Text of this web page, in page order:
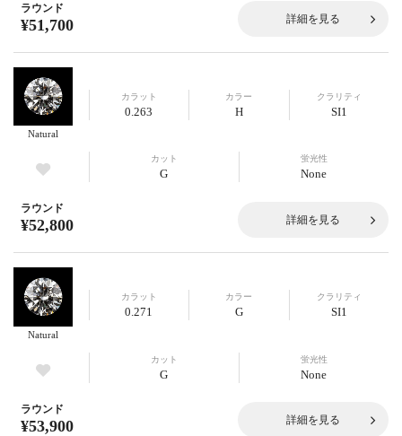
ラウンド
¥51,700 詳細を見る
Natural
カラット
0.263
カラー
H
クラリティ
SI1
カット
G
蛍光性
None
ラウンド
¥52,800 詳細を見る
Natural
カラット
0.271
カラー
G
クラリティ
SI1
カット
G
蛍光性
None
ラウンド
¥53,900 詳細を見る